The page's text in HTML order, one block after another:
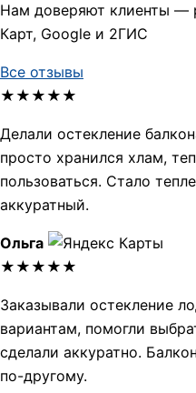
Нам доверяют клиенты —
Карт, Google и 2ГИС
Все отзывы
★★★★★
Делали остекление
просто хранился хлам,
пользоваться. Стало
аккуратный.
Ольга
★★★★★
Заказывали остекление
вариантам, помогли
сделали аккуратно.
по-другому.